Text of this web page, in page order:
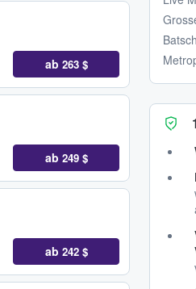
ab 263 $
ab 249 $
ab 242 $